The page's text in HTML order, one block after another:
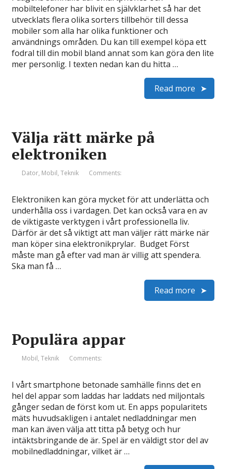
mobiltelefoner har blivit en självklarhet så har det
utvecklats flera olika sorters tillbehör till dessa
mobiler som alla har olika funktioner och
användnings områden. Du kan till exempel köpa ett
fodral till din mobil bland annat som kan göra den lite
mer personlig. I texten nedan kan du hitta …
Read more
Välja rätt märke på
elektroniken
Dator, Mobil,Teknik Comments:
Elektroniken kan göra mycket för att underlätta och
underhålla oss i vardagen. Det kan också vara en av
de viktigaste verktygen i vårt professionella liv.
Därför är det så viktigt att man väljer rätt märke när
man köper sina elektronikprylar. Budget Först
måste man gå efter vad man är villig att spendera.
Ska man få …
Read more
Populära appar
Mobil,Teknik Comments:
I vårt smartphone betonade samhälle finns det en
hel del appar som laddas har laddats ned miljontals
gånger sedan de först kom ut. En apps popularitets
mäts huvudsakligen i antalet nedladdningar men
man kan även välja att titta på betyg och hur
intäktsbringande de är. Spel är en väldigt stor del av
mobilnedladdningar, vilket är …